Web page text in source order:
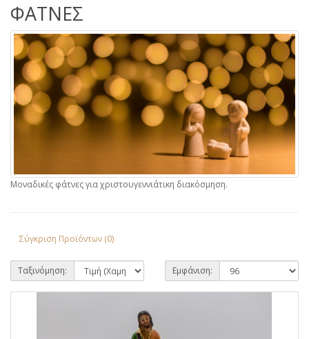
ΦΑΤΝΕΣ
Μοναδικές φάτνες για χριστουγεννιάτικη διακόσμηση.
Σύγκριση Προϊόντων (0)
Ταξινόμηση: Εμφάνιση: